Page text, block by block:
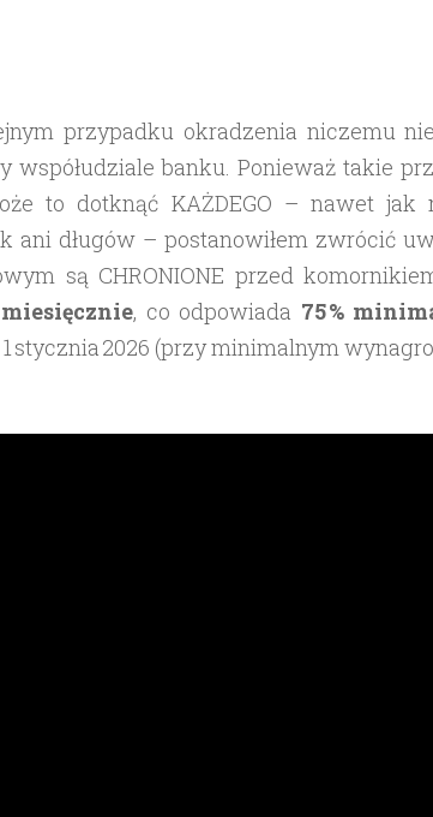
przypadku okradzenia niczemu
współudziale banku. Ponieważ takie
to dotknąć KAŻDEGO – nawet jak
ani długów – postanowiłem zwrócić
są CHRONIONE przed
miesięcznie, co odpowiada 75 %
1 stycznia 2026 (przy minimalnym